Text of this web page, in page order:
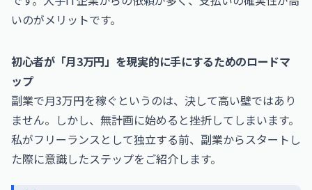
いのがメリットです。
初心者が「月3万円」を現実的に手にするためのロードマ
ップ
副業で月3万円を稼ぐというのは、決して高い壁ではあり
ません。しかし、無計画に始めると挫折してしまいます。
私がフリーランスとして独立する前、副業からスタートし
た際に意識したステップをご紹介します。